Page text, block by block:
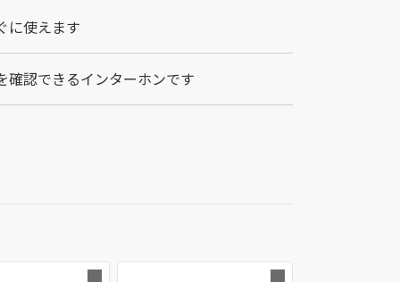
に使えます
確認できるインターホンです